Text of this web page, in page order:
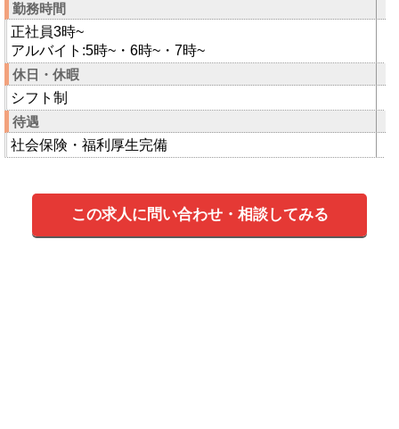
勤務時間
正社員3時~
アルバイト:5時~・6時~・7時~
休日・休暇
シフト制
待遇
社会保険・福利厚生完備
この求人に問い合わせ・相談してみる